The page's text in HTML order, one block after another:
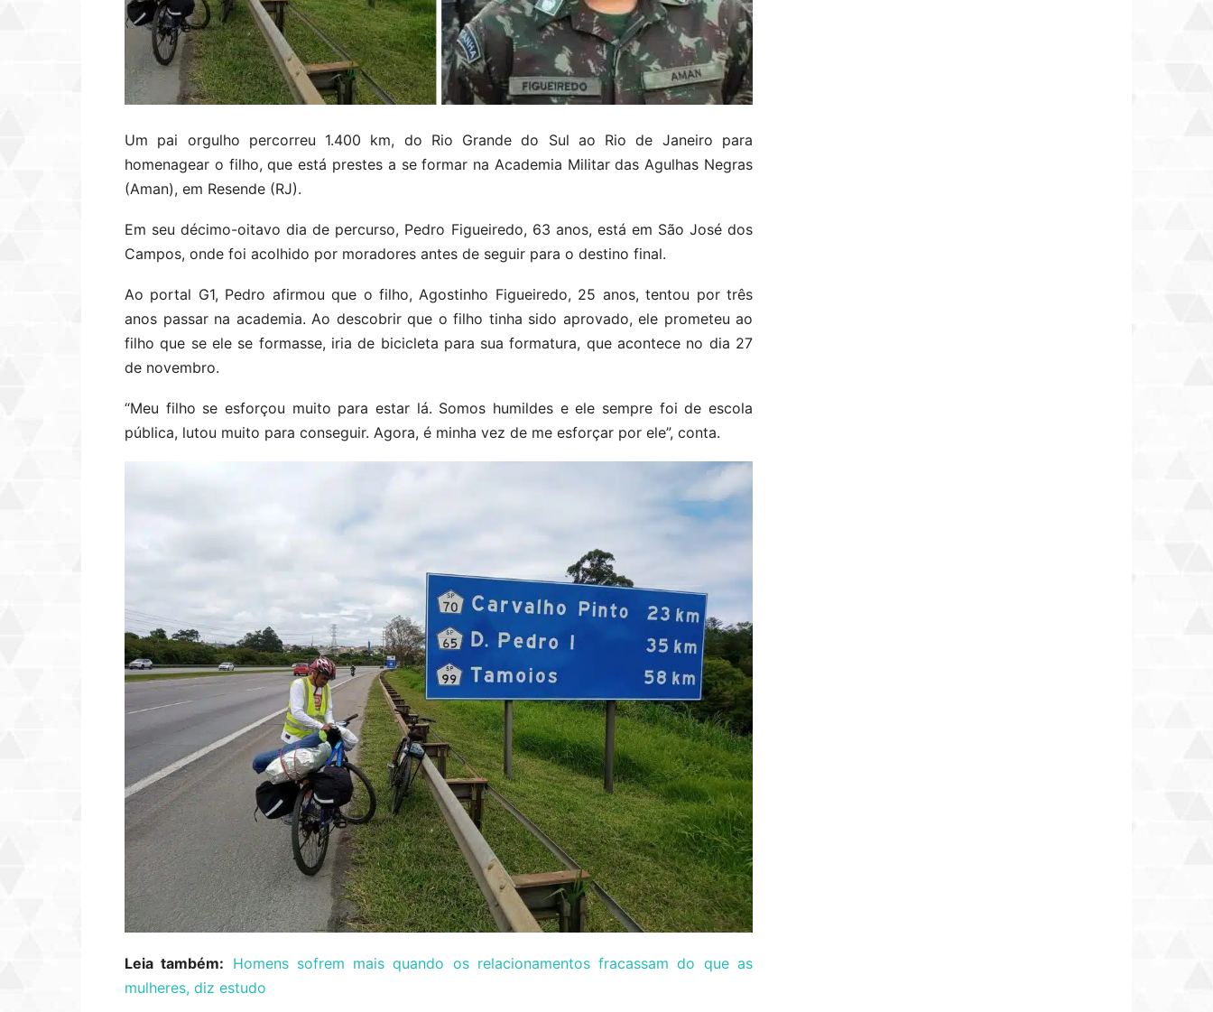
Um pai orgulho percorreu 1.400 km, do Rio Grande do Sul ao Rio de Janeiro para
homenagear o filho, que está prestes a se formar na Academia Militar das Agulhas Negras
(Aman), em Resende (RJ).
Em seu décimo-oitavo dia de percurso, Pedro Figueiredo, 63 anos, está em São José dos
Campos, onde foi acolhido por moradores antes de seguir para o destino final.
Ao portal G1, Pedro afirmou que o filho, Agostinho Figueiredo, 25 anos, tentou por três
anos passar na academia. Ao descobrir que o filho tinha sido aprovado, ele prometeu ao
filho que se ele se formasse, iria de bicicleta para sua formatura, que acontece no dia 27
de novembro.
“Meu filho se esforçou muito para estar lá. Somos humildes e ele sempre foi de escola
pública, lutou muito para conseguir. Agora, é minha vez de me esforçar por ele”, conta.
Leia também: Homens sofrem mais quando os relacionamentos fracassam do que as
mulheres, diz estudo